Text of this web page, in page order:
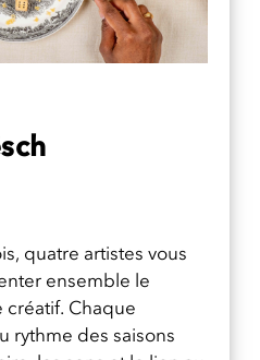
quatre artistes vous
ensemble le
créatif. Chaque
rythme des saisons